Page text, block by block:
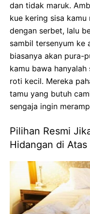
dan tidak maruk.
kue kering sisa
dengan serbet, lalu
sambil tersenyum ke
biasanya akan pura-
kamu bawa
roti kecil. Mereka
tamu yang butuh
sengaja ingin
Pilihan Resmi
Hidangan di Atas